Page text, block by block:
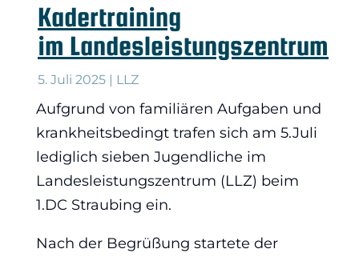
Kadertraining
im Landesleistungszentrum
5. Juli 2025 | LLZ
Aufgrund von familiären Aufgaben und
krankheitsbedingt trafen sich am 5.Juli
lediglich sieben Jugendliche im
Landesleistungszentrum (LLZ) beim
1.DC Straubing ein.
Nach der Begrüßung startete der